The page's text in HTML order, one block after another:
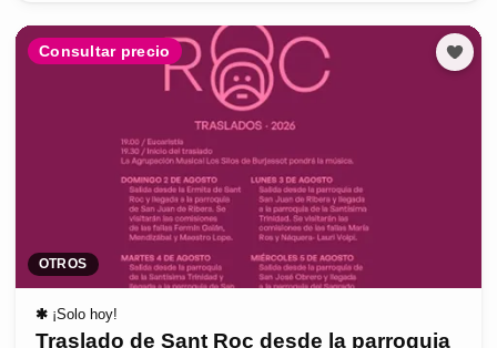
Consultar precio
OTROS
✱ ¡Solo hoy!
Traslado de Sant Roc desde la parroquia